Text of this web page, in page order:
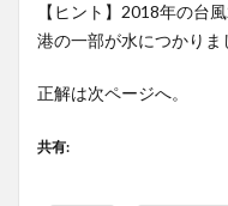
【ヒント】2018年の
港の一部が水につかりま
正解は次ページへ。
共有: